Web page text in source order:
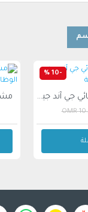
-10 %
مسدس التدليك الكهربائي جي آند جيه للعضلات والأنسجة العميقة